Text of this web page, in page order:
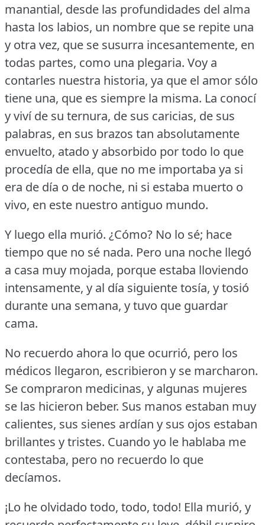
manantial, desde las profundidades del alma
hasta los labios, un nombre que se repite una
y otra vez, que se susurra incesantemente, en
todas partes, como una plegaria. Voy a
contarles nuestra historia, ya que el amor sólo
tiene una, que es siempre la misma. La conocí
y viví de su ternura, de sus caricias, de sus
palabras, en sus brazos tan absolutamente
envuelto, atado y absorbido por todo lo que
procedía de ella, que no me importaba ya si
era de día o de noche, ni si estaba muerto o
vivo, en este nuestro antiguo mundo.
Y luego ella murió. ¿Cómo? No lo sé; hace
tiempo que no sé nada. Pero una noche llegó
a casa muy mojada, porque estaba lloviendo
intensamente, y al día siguiente tosía, y tosió
durante una semana, y tuvo que guardar
cama.
No recuerdo ahora lo que ocurrió, pero los
médicos llegaron, escribieron y se marcharon.
Se compraron medicinas, y algunas mujeres
se las hicieron beber. Sus manos estaban muy
calientes, sus sienes ardían y sus ojos estaban
brillantes y tristes. Cuando yo le hablaba me
contestaba, pero no recuerdo lo que
decíamos.
¡Lo he olvidado todo, todo, todo! Ella murió, y